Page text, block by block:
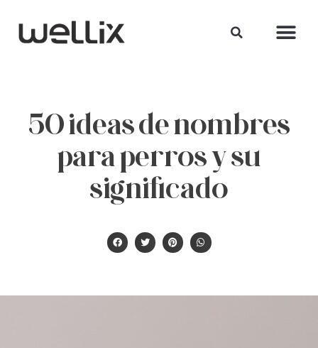
50 ideas de nombres
para perros y su
significado